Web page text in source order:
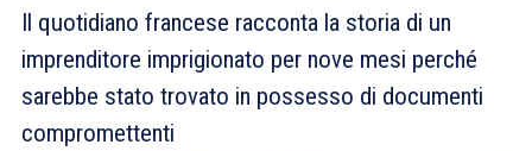
Il quotidiano francese racconta la storia di un
imprenditore imprigionato per nove mesi perché
sarebbe stato trovato in possesso di documenti
compromettenti